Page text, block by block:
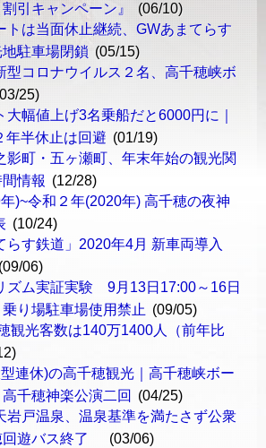
引キャンペーン』
(06/10)
トは当面休止継続、GWあまてらす
駐車場閉鎖 (05/15)
型コロナウイルス２名、高千穂峡ボ
25)
大幅値上げ3名乗船だと6000円に｜
年半休止は回避 (01/19)
影町・五ヶ瀬町、年末年始の観光関
情報 (12/28)
)~令和２年(2020年) 高千穂の夜神
(10/24)
らす鉄道」2020年4月 新車両導入
(09/06)
ズム実証実験 9月13日17:00～16日
り場駐車場使用禁止 (09/05)
観光客数は140万1400人（前年比
連休)の高千穂観光｜高千穂峡ボー
千穂神楽公演二回
(04/25)
岩戸温泉、温泉基準を満たさず公衆
回遊バス終了
(03/06)